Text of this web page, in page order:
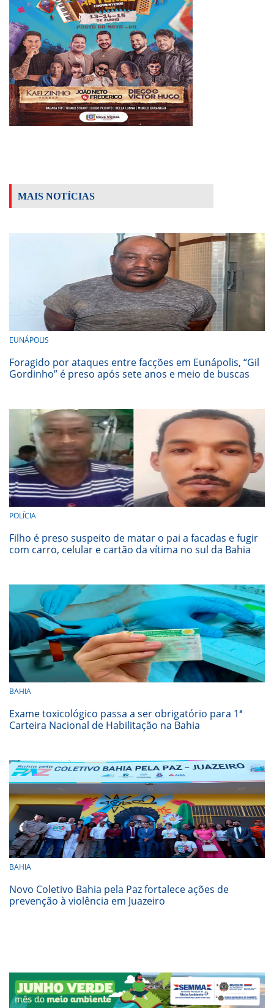
MAIS NOTÍCIAS
EUNÁPOLIS
Foragido por ataques entre facções em Eunápolis, “Gil
Gordinho” é preso após sete anos e meio de buscas
POLÍCIA
Filho é preso suspeito de matar o pai a facadas e fugir
com carro, celular e cartão da vítima no sul da Bahia
BAHIA
Exame toxicológico passa a ser obrigatório para 1ª
Carteira Nacional de Habilitação na Bahia
BAHIA
Novo Coletivo Bahia pela Paz fortalece ações de
prevenção à violência em Juazeiro